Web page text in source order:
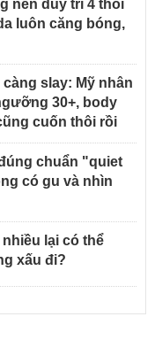
nên duy trì 4 thói
luôn căng bóng,
slay: Mỹ nhân
30+, body
cuốn thôi rồi
chuẩn "quiet
có gu và nhìn
lại có thể
xấu đi?